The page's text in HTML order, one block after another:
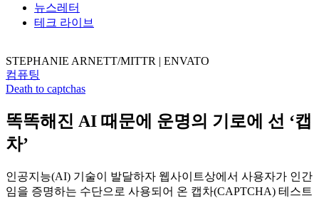
뉴스레터
테크 라이브
STEPHANIE ARNETT/MITTR | ENVATO
컴퓨팅
Death to captchas
똑똑해진 AI 때문에 운명의 기로에 선 ‘캡
차’
인공지능(AI) 기술이 발달하자 웹사이트상에서 사용자가 인간
임을 증명하는 수단으로 사용되어 온 캡차(CAPTCHA) 테스트